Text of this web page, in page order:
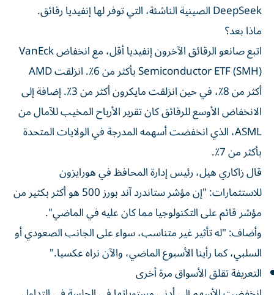
DeepSeek الصينية الناشئة، التي توفر لها إنفيديا رقائق.
ماذا بعد؟
اتبع صانعو الرقائق الآخرون إنفيديا أقل، مع انخفاض VanEck
Semiconductor ETF (SMH) بأكثر من 6٪. انزلقت AMD
أكثر من 8٪، في حين انزلقت مايكرون أكثر من 3٪. إضافة إلى
الانخفاض الأوسع للرقائق كان تقرير الأرباح المخيب للآمال من
ASML، الذي انخفضت أسهمه المدرجة في الولايات المتحدة
بأكثر من 7٪.
قال زاكاري هيل، رئيس إدارة المحافظ في هورايزون
للاستثمارات: "إن مؤشر ستاندرد آند بورز 500 هو أكثر بكثير من
مؤشر قائم على التكنولوجيا مما كان عليه في الماضي".
وأضاف: "له تأثير غير متناسب، سواء على الجانب الصعودي أو
السلبي، كما رأينا الأسبوع الماضي، والآن نراه عكسيا."
التعريفة تقلق الأسواق مرة أخرى